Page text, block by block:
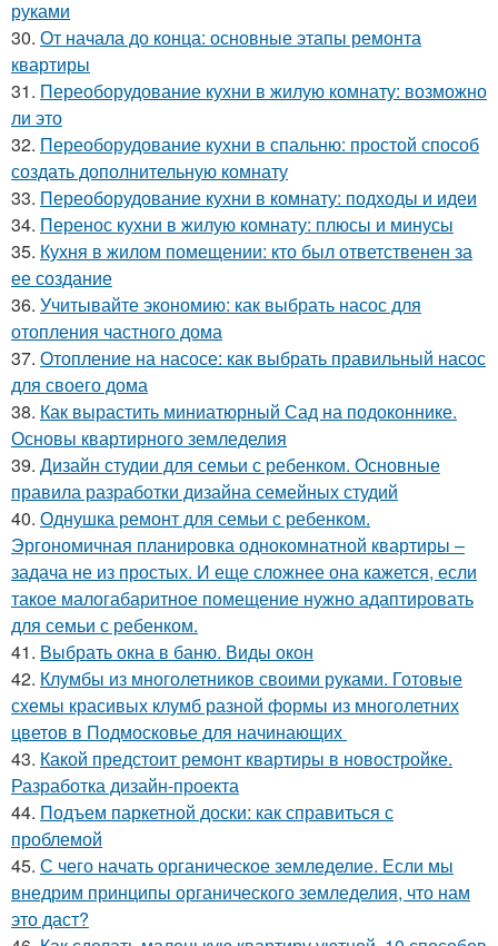
руками
30. От начала до конца: основные этапы ремонта
квартиры
31. Переоборудование кухни в жилую комнату: возможно
ли это
32. Переоборудование кухни в спальню: простой способ
создать дополнительную комнату
33. Переоборудование кухни в комнату: подходы и идеи
34. Перенос кухни в жилую комнату: плюсы и минусы
35. Кухня в жилом помещении: кто был ответственен за
ее создание
36. Учитывайте экономию: как выбрать насос для
отопления частного дома
37. Отопление на насосе: как выбрать правильный насос
для своего дома
38. Как вырастить миниатюрный Сад на подоконнике.
Основы квартирного земледелия
39. Дизайн студии для семьи с ребенком. Основные
правила разработки дизайна семейных студий
40. Однушка ремонт для семьи с ребенком.
Эргономичная планировка однокомнатной квартиры –
задача не из простых. И еще сложнее она кажется, если
такое малогабаритное помещение нужно адаптировать
для семьи с ребенком.
41. Выбрать окна в баню. Виды окон
42. Клумбы из многолетников своими руками. Готовые
схемы красивых клумб разной формы из многолетних
цветов в Подмосковье для начинающих
43. Какой предстоит ремонт квартиры в новостройке.
Разработка дизайн-проекта
44. Подъем паркетной доски: как справиться с
проблемой
45. С чего начать органическое земледелие. Если мы
внедрим принципы органического земледелия, что нам
это даст?